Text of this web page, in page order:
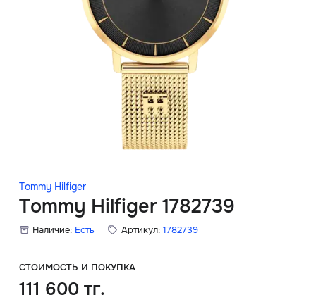
Tommy Hilfiger
Tommy Hilfiger 1782739
Наличие: Есть Артикул: 1782739
СТОИМОСТЬ И ПОКУПКА
111 600 тг.
Каталог
Мужские часы
Женские часы
Скидки
Главная
О нас